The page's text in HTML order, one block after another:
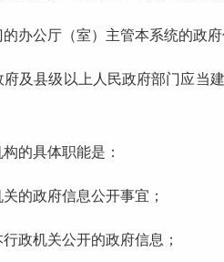
公厅（室）主管本系统的政府
及县级以上人民政府部门应当
的具体职能是：
政府信息公开事宜；
机关公开的政府信息；